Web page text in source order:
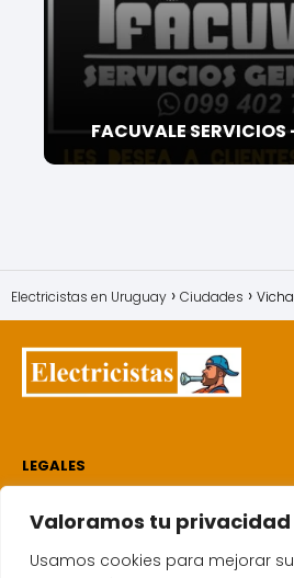
Valoramos tu privacidad
Usamos cookies para mejorar
FACUVALE
Electricistas en Uruguay Ciudades
LEGALES
Quien soy
Política de cookies